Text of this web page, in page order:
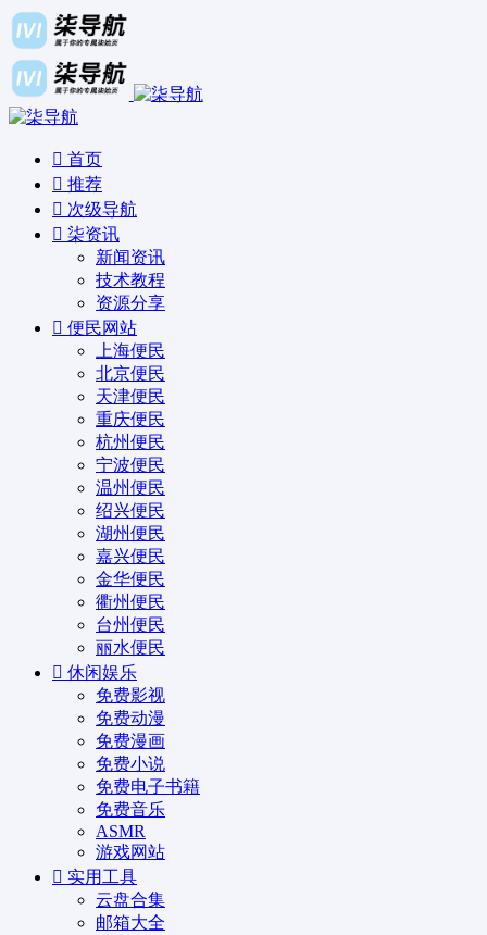
首页
推荐
次级导航
柒资讯
新闻资讯
技术教程
资源分享
便民网站
上海便民
北京便民
天津便民
重庆便民
杭州便民
宁波便民
温州便民
绍兴便民
湖州便民
嘉兴便民
金华便民
衢州便民
台州便民
丽水便民
休闲娱乐
免费影视
免费动漫
免费漫画
免费小说
免费电子书籍
免费音乐
ASMR
游戏网站
实用工具
云盘合集
邮箱大全